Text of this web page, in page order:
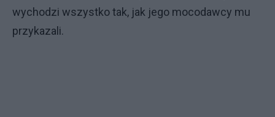
wychodzi wszystko tak, jak jego mocodawcy mu
przykazali.